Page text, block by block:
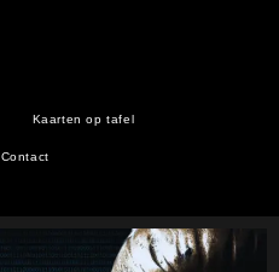
Kaarten op tafel
Contact